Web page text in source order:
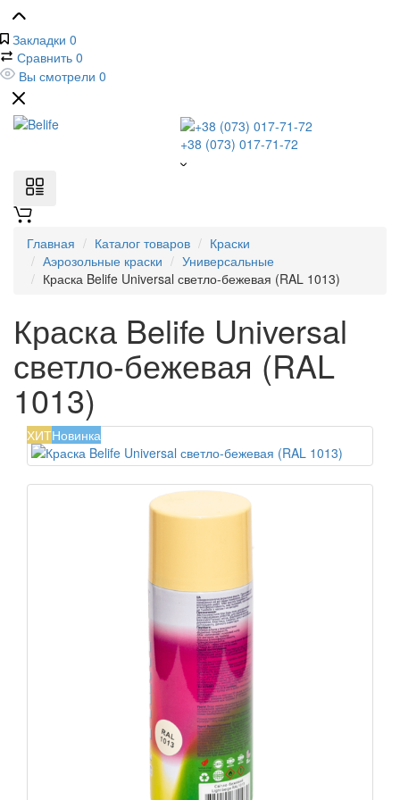
Закладки 0
Сравнить 0
Вы смотрели 0
+38 (073) 017-71-72
Главная Каталог товаров
Краски
Аэрозольные краски
Универсальные
Краска Belife Universal светло-бежевая (RAL 1013)
Краска Belife Universal
светло-бежевая (RAL
1013)
ХИТНовинка